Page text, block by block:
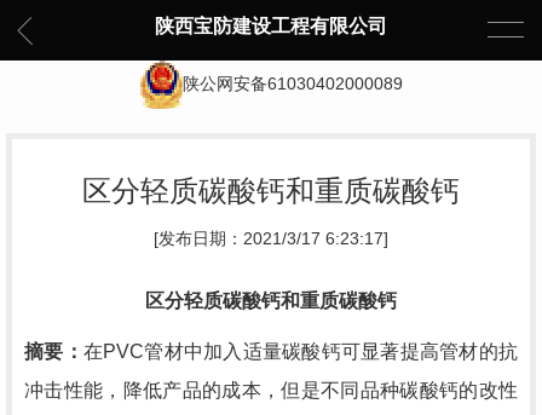
陕西宝防建设工程有限公司
陕公网安备61030402000089
区分轻质碳酸钙和重质碳酸钙
[发布日期：2021/3/17 6:23:17]
区分轻质碳酸钙和重质碳酸钙
摘要： 在PVC管材中加入适量碳酸钙可显著提高管材的抗
冲击性能，降低产品的成本，但是不同品种碳酸钙的改性